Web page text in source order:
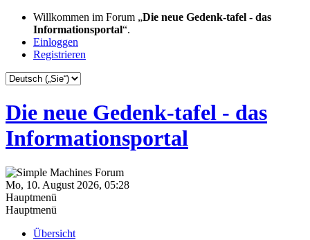
Willkommen im Forum „Die neue Gedenk-tafel - das
Informationsportal“.
Einloggen
Registrieren
Die neue Gedenk-tafel - das
Informationsportal
Mo, 10. August 2026, 05:28
Hauptmenü
Hauptmenü
Übersicht